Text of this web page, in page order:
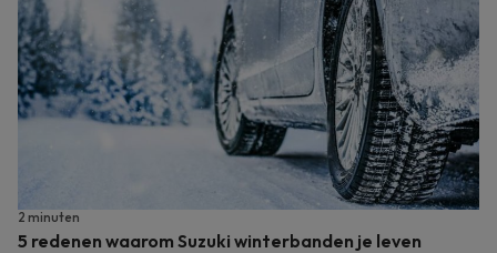
5 redenen waarom Suzuki winterbanden je leven
2 minuten